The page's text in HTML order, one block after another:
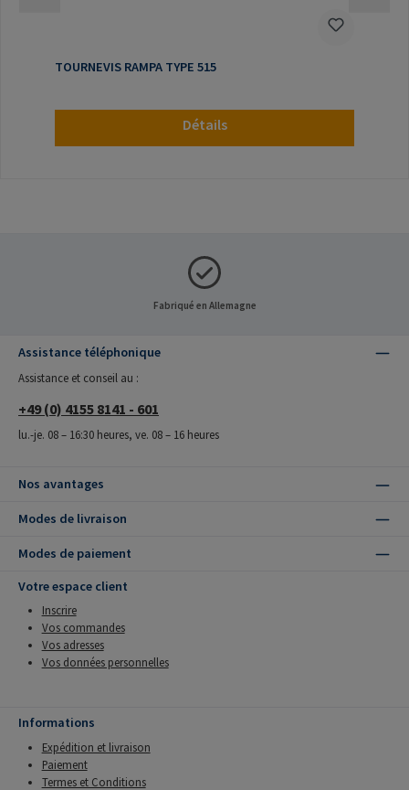
TOURNEVIS RAMPA TYPE 515
Détails
Fabriqué en Allemagne
Assistance téléphonique
Assistance et conseil au :
+49 (0) 4155 8141 - 601
lu.-je. 08 – 16:30 heures, ve. 08 – 16 heures
Nos avantages
Modes de livraison
Modes de paiement
Votre espace client
Inscrire
Vos commandes
Vos adresses
Vos données personnelles
Informations
Expédition et livraison
Paiement
Termes et Conditions